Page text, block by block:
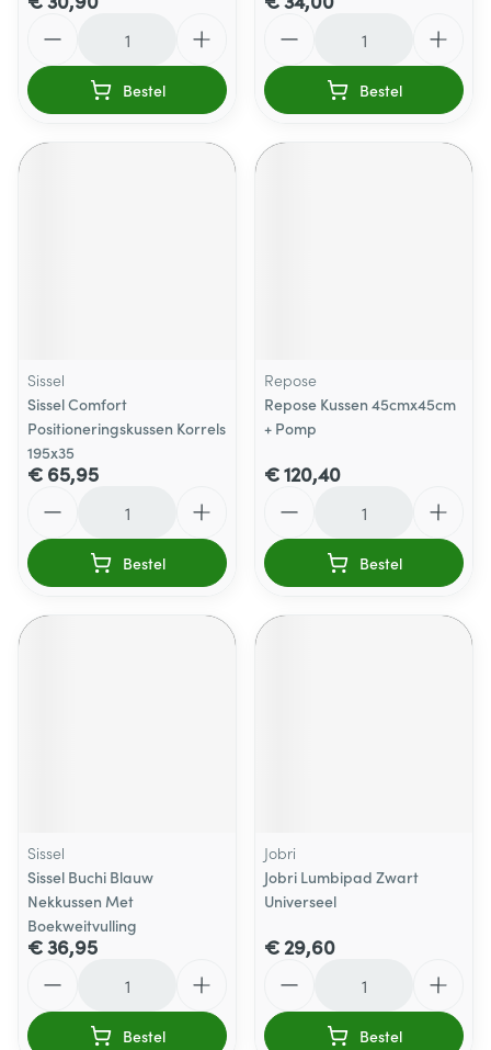
Bestel Bestel
Sissel
Sissel Comfort
Positioneringskussen Korrels
195x35
€ 65,95
Bestel
Repose
Repose Kussen 45cmx45cm
+ Pomp
€ 120,40
Bestel
Sissel
Sissel Buchi Blauw
Nekkussen Met
Boekweitvulling
€ 36,95
Bestel
Jobri
Jobri Lumbipad Zwart
Universeel
€ 29,60
Bestel